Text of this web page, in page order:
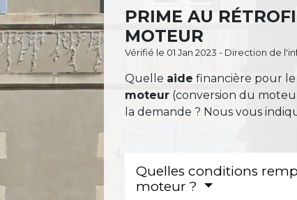
PRIME AU
MOTEUR
Vérifié le 01 Jan 2023 - Direction de
Quelle aide financière pour le
moteur (conversion du
la demande ? Nous vous
Quelles conditions
moteur ?